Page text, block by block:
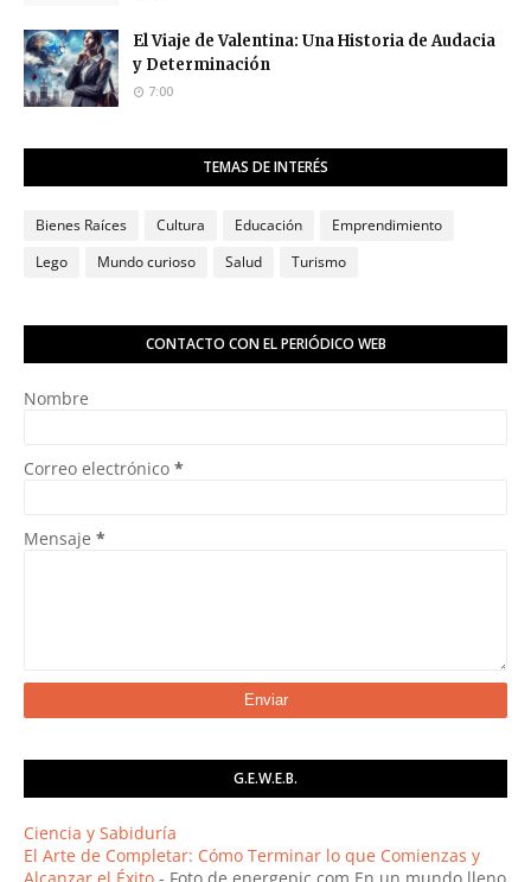
El Viaje de Valentina: Una Historia de Audacia
y Determinación
7:00
TEMAS DE INTERÉS
Bienes Raíces Cultura Educación
Emprendimiento
Lego
Mundo curioso Salud Turismo
CONTACTO CON EL PERIÓDICO WEB
Nombre
Correo electrónico *
Mensaje *
G.E.W.E.B.
Ciencia y Sabiduría
El Arte de Completar: Cómo Terminar lo que Comienzas y
Alcanzar el Éxito - Foto de energepic.com En un mundo lleno